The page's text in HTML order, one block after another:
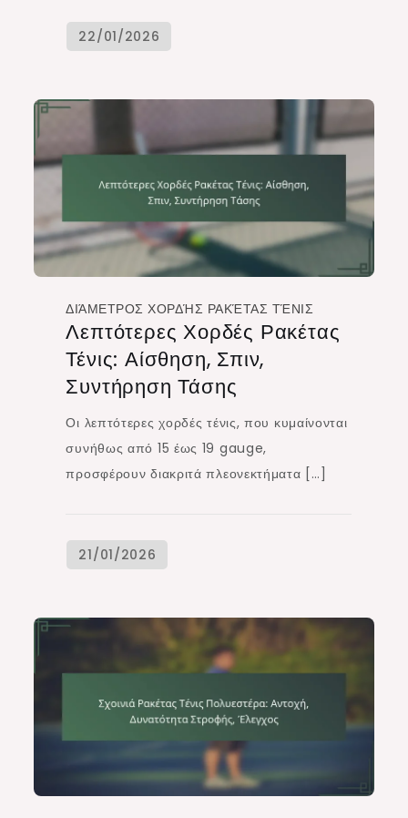
ΔΙΆΜΕΤΡΟΣ ΧΟΡΔΉΣ ΡΑΚΈΤΑΣ ΤΈΝΙΣ
Λεπτότερες Χορδές Ρακέτας
Τένις: Αίσθηση, Σπιν,
Συντήρηση Τάσης
Οι λεπτότερες χορδές τένις, που κυμαίνονται
συνήθως από 15 έως 19 gauge,
προσφέρουν διακριτά πλεονεκτήματα […]